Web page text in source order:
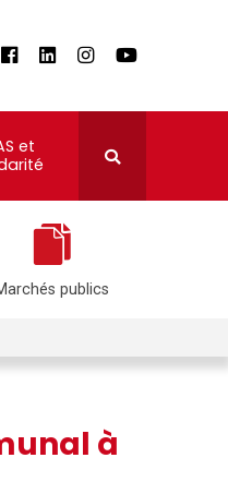
et
publics
à